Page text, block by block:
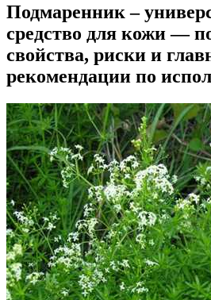
Подмаренник –
средство для кожи —
свойства, риски и
рекомендации по